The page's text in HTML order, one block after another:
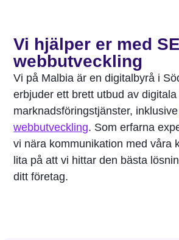
Vi hjälper er med
webbutveckling
Vi på Malbia är en digitalbyrå i
erbjuder ett brett utbud av digitala
marknadsföringstjänster, inklusive
webbutveckling. Som erfarna
vi nära kommunikation med våra
lita på att vi hittar den bästa
ditt företag.